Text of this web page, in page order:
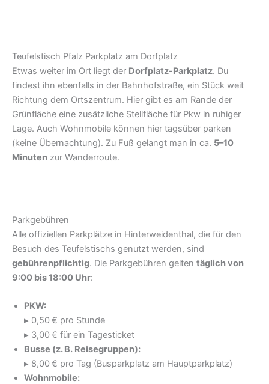
Teufelstisch Pfalz Parkplatz am Dorfplatz
Etwas weiter im Ort liegt der Dorfplatz-Parkplatz. Du
findest ihn ebenfalls in der Bahnhofstraße, ein Stück weit
Richtung dem Ortszentrum. Hier gibt es am Rande der
Grünfläche eine zusätzliche Stellfläche für Pkw in ruhiger
Lage. Auch Wohnmobile können hier tagsüber parken
(keine Übernachtung). Zu Fuß gelangt man in ca. 5–10
Minuten zur Wanderroute.
Parkgebühren
Alle offiziellen Parkplätze in Hinterweidenthal, die für den
Besuch des Teufelstischs genutzt werden, sind
gebührenpflichtig. Die Parkgebühren gelten täglich von
9:00 bis 18:00 Uhr:
PKW:
▸ 0,50 € pro Stunde
▸ 3,00 € für ein Tagesticket
Busse (z. B. Reisegruppen):
▸ 8,00 € pro Tag (Busparkplatz am Hauptparkplatz)
Wohnmobile: